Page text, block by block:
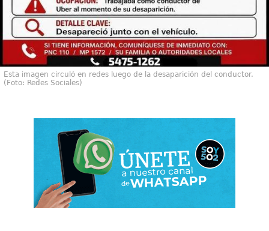
Esta imagen circuló en redes luego de la desaparición del conductor.
(Foto: Redes Sociales)